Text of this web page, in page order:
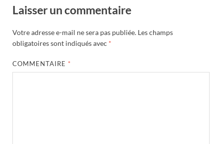
Laisser un commentaire
Votre adresse e-mail ne sera pas publiée. Les champs
obligatoires sont indiqués avec *
COMMENTAIRE *